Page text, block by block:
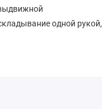
одной рукой,